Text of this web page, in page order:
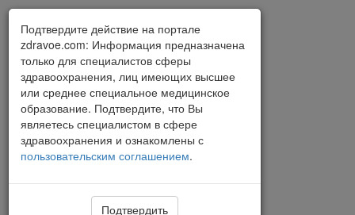
Подтвердите действие на портале
zdravoe.com: Информация предназначена
только для специалистов сферы
здравоохранения, лиц имеющих высшее
или среднее специальное медицинское
образование. Подтвердите, что Вы
являетесь специалистом в сфере
здравоохранения и ознакомлены с
пользовательским соглашением.
Подтвердить